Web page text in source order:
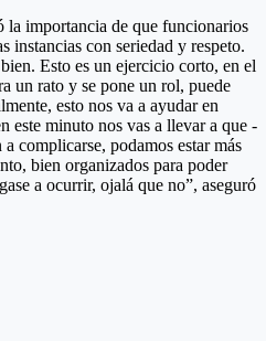
la importancia de que funcionarios
instancias con seriedad y respeto.
Esto es un ejercicio corto, en el
un rato y se pone un rol, puede
esto nos va a ayudar en
este minuto nos vas a llevar a que -
complicarse, podamos estar más
bien organizados para poder
a ocurrir, ojalá que no”, aseguró